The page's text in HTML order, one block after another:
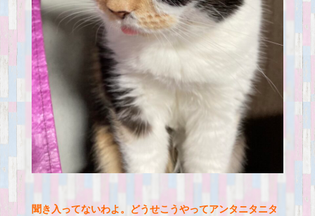
聞き入ってないわよ。どうせこうやってアンタニタニタ